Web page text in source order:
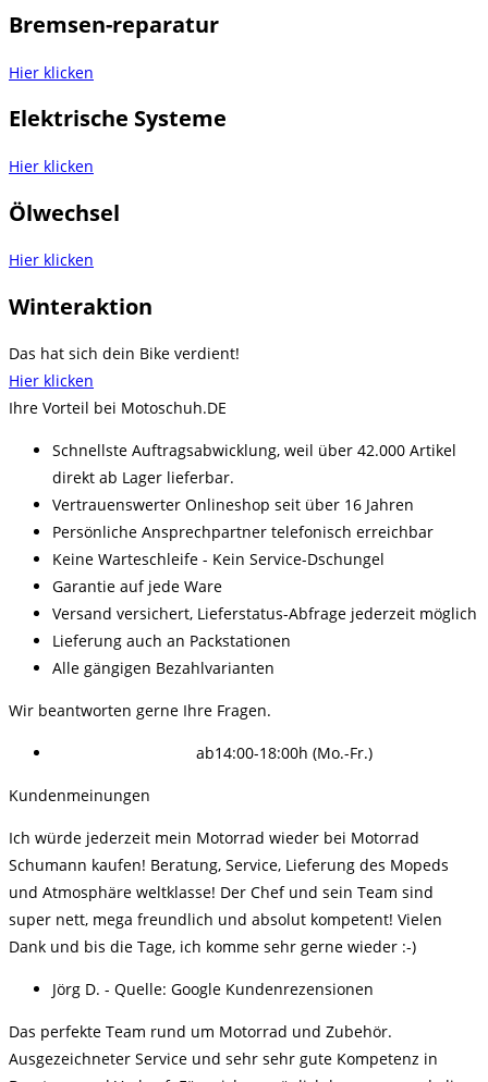
Bremsen-reparatur
Hier klicken
Elektrische Systeme
Hier klicken
Ölwechsel
Hier klicken
Winteraktion
Das hat sich dein Bike verdient!
Hier klicken
Ihre Vorteil bei Motoschuh.DE
Schnellste Auftragsabwicklung, weil über 42.000 Artikel
direkt ab Lager lieferbar.
Vertrauenswerter Onlineshop seit über 16 Jahren
Persönliche Ansprechpartner telefonisch erreichbar
Keine Warteschleife - Kein Service-Dschungel
Garantie auf jede Ware
Versand versichert, Lieferstatus-Abfrage jederzeit möglich
Lieferung auch an Packstationen
Alle gängigen Bezahlvarianten
Wir beantworten gerne Ihre Fragen.
ab14:00-18:00h (Mo.-Fr.)
Kundenmeinungen
Ich würde jederzeit mein Motorrad wieder bei Motorrad
Schumann kaufen! Beratung, Service, Lieferung des Mopeds
und Atmosphäre weltklasse! Der Chef und sein Team sind
super nett, mega freundlich und absolut kompetent! Vielen
Dank und bis die Tage, ich komme sehr gerne wieder :-)
Jörg D. - Quelle: Google Kundenrezensionen
Das perfekte Team rund um Motorrad und Zubehör.
Ausgezeichneter Service und sehr sehr gute Kompetenz in